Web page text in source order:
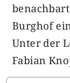
Burghof
Unter der
Fabian